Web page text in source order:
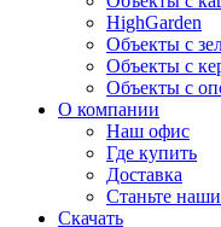
HighGarden
Объекты с
Объекты с
Объекты с
О компании
Наш офис
Где купить
Доставка
Станьте
Скачать